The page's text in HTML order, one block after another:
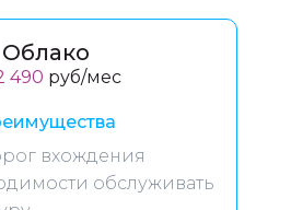
Облако
490 руб/мес
вхождения
обслуживать